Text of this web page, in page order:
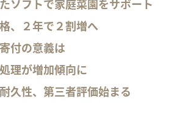
ソフトで家庭菜園をサポート
、２年で２割増へ
付の意義は
理が増加傾向に
久性、第三者評価始まる